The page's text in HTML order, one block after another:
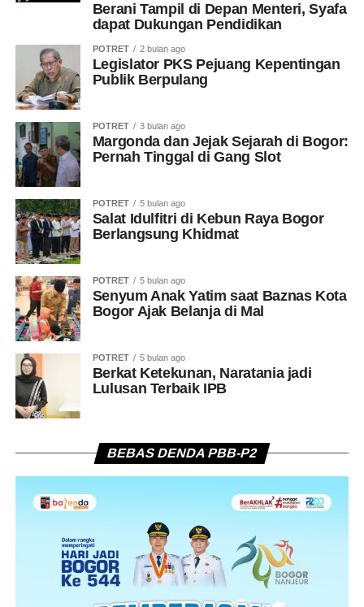
Berani Tampil di Depan Menteri, Syafa
dapat Dukungan Pendidikan
POTRET 2 bulan ago
Legislator PKS Pejuang Kepentingan
Publik Berpulang
POTRET 3 bulan ago
Margonda dan Jejak Sejarah di Bogor:
Pernah Tinggal di Gang Slot
POTRET 5 bulan ago
Salat Idulfitri di Kebun Raya Bogor
Berlangsung Khidmat
POTRET 5 bulan ago
Senyum Anak Yatim saat Baznas Kota
Bogor Ajak Belanja di Mal
POTRET 5 bulan ago
Berkat Ketekunan, Naratania jadi
Lulusan Terbaik IPB
BEBAS DENDA PBB-P2